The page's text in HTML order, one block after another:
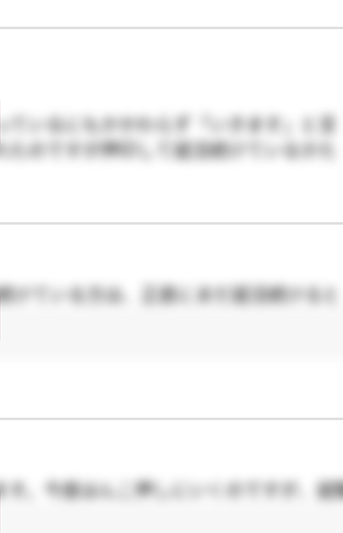
いるにもかかわらず「いきます」と言
のですが押印して就活続けているかた
で何かこの会社が影響を受けることは
ている方は、正直にまだ就活続けると
。今度はんこ押しにいくのですが、就